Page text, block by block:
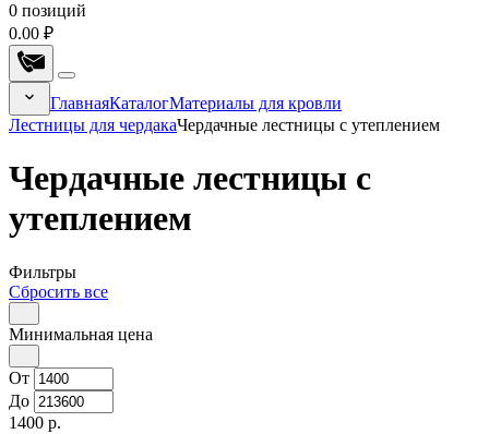
0 позиций
0.00 ₽
ГлавнаяКаталогМатериалы для кровли
Лестницы для чердакаЧердачные лестницы с утеплением
Чердачные лестницы с
утеплением
Фильтры
Сбросить все
Минимальная цена
От
До
1400 р.